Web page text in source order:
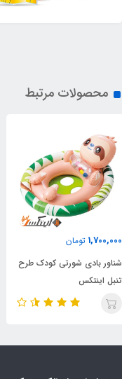
محصولات مرتبط
1,700,000 تومان
شناور بادی شورتی کودک طرح
تنبل اینتکس